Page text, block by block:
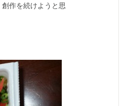
作を続けようと思